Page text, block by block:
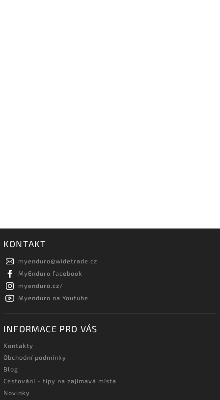
KONTAKT
myenduro@widetrade.cz
MyEnduro facebook
myenduro.cz/
Myenduro na Youtube
INFORMACE PRO VÁS
Kontakty
Obchodní podmínky
Blog
Cestování - tipy na zajímavá místa
Novinky